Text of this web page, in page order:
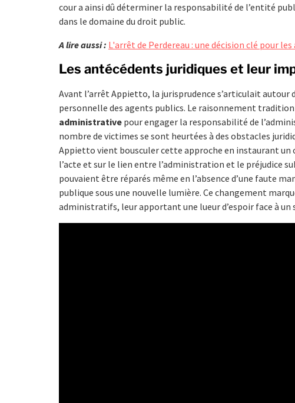
cour a ainsi dû déterminer la responsabilité de l’entité
dans le domaine du droit public.
A lire aussi : L'arrêt de Perdereau : une décision clé pour les
Les antécédents juridiques et leur
Avant l’arrêt Appietto, la jurisprudence s’articulait autour
personnelle des agents publics. Le raisonnement
administrative pour engager la responsabilité de
nombre de victimes se sont heurtées à des obstacles
Appietto vient bousculer cette approche en instaurant un
l’acte et sur le lien entre l’administration et le préjudice
pouvaient être réparés même en l’absence d’une faute
publique sous une nouvelle lumière. Ce changement
administratifs, leur apportant une lueur d’espoir face à un